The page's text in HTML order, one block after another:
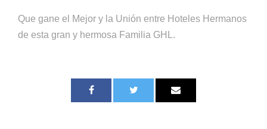
Que gane el Mejor y la Unión entre Hoteles Hermanos
de esta gran y hermosa Familia GHL.